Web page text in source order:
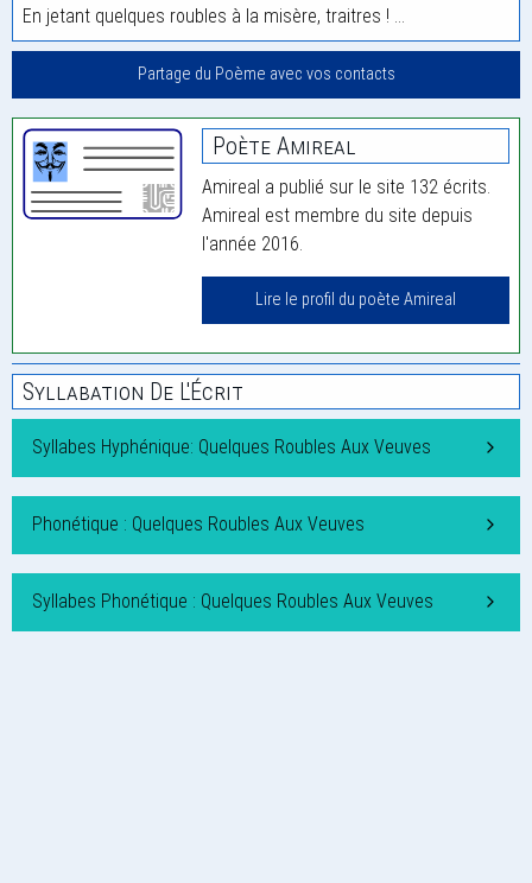
En jetant quelques roubles à la misère, traitres ! …
Partage du Poème avec vos contacts
Poète Amireal
Amireal a publié sur le site 132 écrits.
Amireal est membre du site depuis
l'année 2016.
Lire le profil du poète Amireal
Syllabation De L'Écrit
Syllabes Hyphénique: Quelques Roubles Aux Veuves
Phonétique : Quelques Roubles Aux Veuves
Syllabes Phonétique : Quelques Roubles Aux Veuves